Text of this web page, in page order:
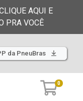
AQUI E
PRA VOCÊ
da PneuBras
0